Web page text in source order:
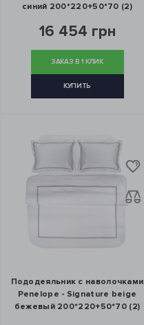
синий 200*220+50*70 (2)
16 454 грн
ЗАКАЗ В 1 КЛИК
КУПИТЬ
Пододеяльник с наволочками
Penelope - Signature beige
бежевый 200*220+50*70 (2)